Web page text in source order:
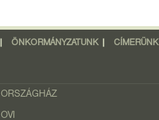
ÖNKORMÁNYZATUNK CÍMERÜNK
ORSZÁGHÁZ
OVI